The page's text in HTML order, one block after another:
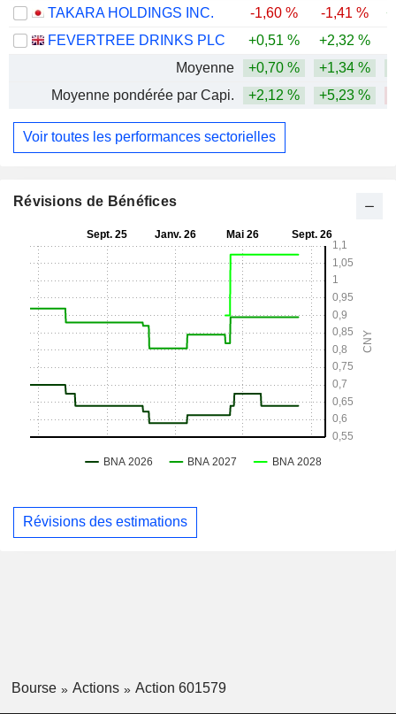
TAKARA HOLDINGS INC.
-1,60 % -1,41 %
FEVERTREE DRINKS PLC
+0,51 % +2,32 %
Moyenne
+0,70 % +1,34 %
Moyenne pondérée par Capi.
+2,12 % +5,23 %
Voir toutes les performances sectorielles
Révisions de Bénéfices
Révisions des estimations
Bourse Actions Action 601579